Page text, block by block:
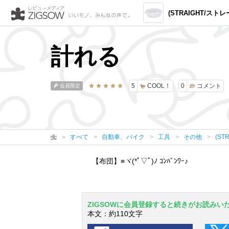
(STRAIGHT/ストレート) ドレンパ
計れる
会員限定 5 COOL！ 0 コメント
すべて 自動車、バイク 工具 その他
【布団】≡ヾ(*ﾟ▽ﾟ)ﾉ ｺﾝﾊﾞﾝﾜｰ♪
ZIGSOWに会員登録すると続きがお読みい
本文：約110文字